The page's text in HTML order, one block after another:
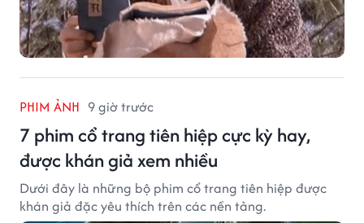
PHIM ẢNH 9 giờ trước
7 phim cổ trang tiên hiệp cực kỳ hay,
được khán giả xem nhiều
Dưới đây là những bộ phim cổ trang tiên hiệp được
khán giả đặc yêu thích trên các nền tảng.